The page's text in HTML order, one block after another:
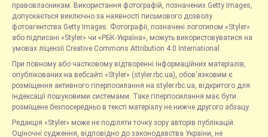
правовласникам. Використання фотографій, позначених Getty Images,
допускається виключно за наявності письмового дозволу
фотоагентства Getty Images. Фотографії, позначені логотипом «Styler»
або підписані «Styler» чи «РБК-Україна», можуть використовуватися на
умовах ліцензії Creative Commons Attribution 4.0 International.
При повному або частковому відтворенні інформаційних матеріалів,
опублікованих на вебсайті «Styler» (styler.rbc.ua), обов'язковим є
розміщення активного гіперпосилання на styler.rbc.ua, відкритого для
індексації пошуковими системами. Таке гіперпосилання має бути
розміщене безпосередньо в тексті матеріалу не нижче другого абзацу.
Редакція «Styler» може не поділяти точку зору авторів публікацій.
Оціночні судження, відповідно до законодавства України, не